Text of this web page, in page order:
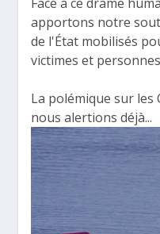
apportons notre
de l'État mobilisés
victimes et
La polémique sur les
nous alertions déjà...